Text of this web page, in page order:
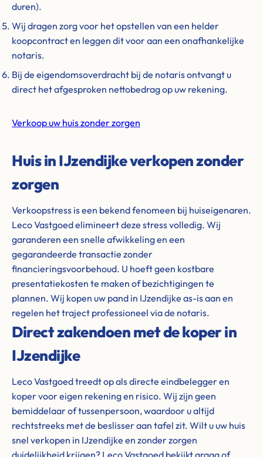
duren).
Wij dragen zorg voor het opstellen van een helder
koopcontract en leggen dit voor aan een onafhankelijke
notaris.
Bij de eigendomsoverdracht bij de notaris ontvangt u
direct het afgesproken nettobedrag op uw rekening.
Verkoop uw huis zonder zorgen
Huis in IJzendijke verkopen zonder
zorgen
Verkoopstress is een bekend fenomeen bij huiseigenaren.
Leco Vastgoed elimineert deze stress volledig. Wij
garanderen een snelle afwikkeling en een
gegarandeerde transactie zonder
financieringsvoorbehoud. U hoeft geen kostbare
presentatiekosten te maken of bezichtigingen te
plannen. Wij kopen uw pand in IJzendijke as-is aan en
regelen het traject professioneel via de notaris.
Direct zakendoen met de koper in
IJzendijke
Leco Vastgoed treedt op als directe eindbelegger en
koper voor eigen rekening en risico. Wij zijn geen
bemiddelaar of tussenpersoon, waardoor u altijd
rechtstreeks met de beslisser aan tafel zit. Wilt u uw huis
snel verkopen in IJzendijke en zonder zorgen
duidelijkheid krijgen? Leco Vastgoed bekijkt graag of